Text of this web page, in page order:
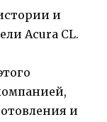
и
Acura CL.
и